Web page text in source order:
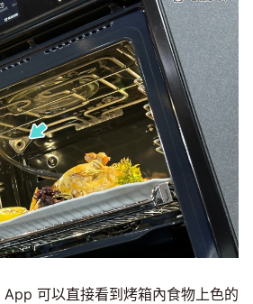
可以直接看到烤箱內食物上色的